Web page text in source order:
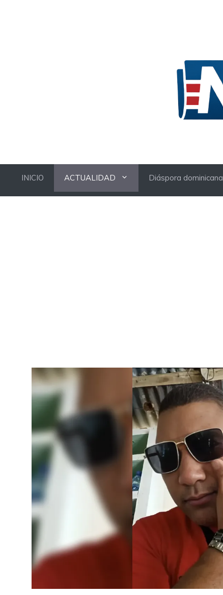
INICIO ACTUALIDAD Diáspora dominicana